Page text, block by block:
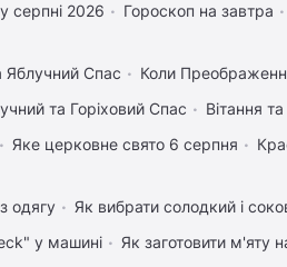
серпні 2026
Гороскоп на завтра
Яблучний Спас Коли
та Горіховий Спас
Вітання
Яке церковне свято 6 серпня
одягу Як вибрати солодкий і
у машині
Як заготовити м'яту